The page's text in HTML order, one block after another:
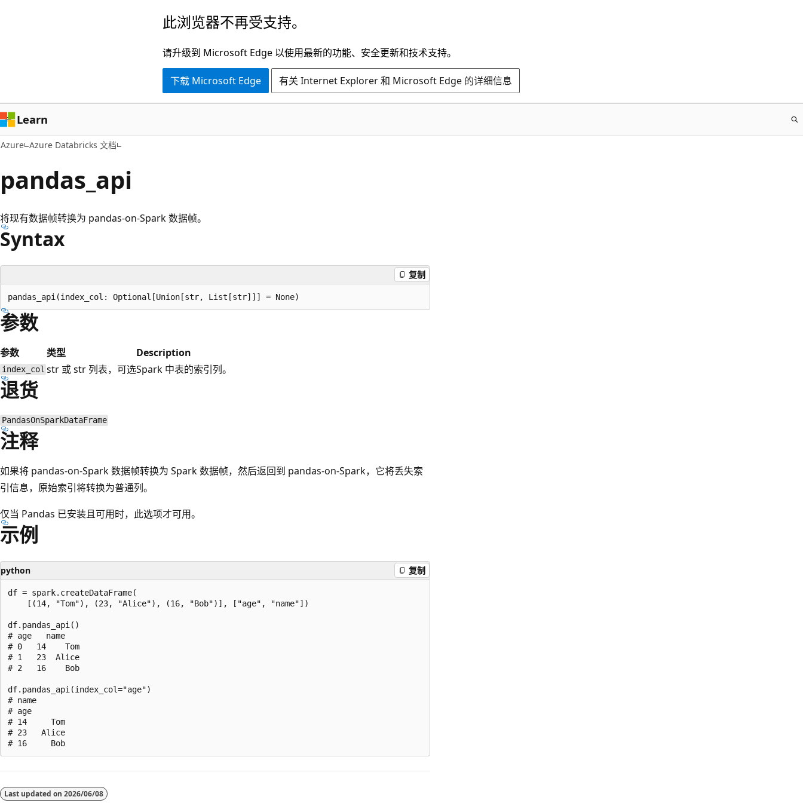
容
此浏览器不再受支持。
请升级到 Microsoft Edge 以使用最新的功能、安全更新和技术支持。
下载 Microsoft Edge 有关 Internet Explorer 和 Microsoft Edge 的详细信息
Learn
Azure Azure Databricks 文档
pandas_api
将现有数据帧转换为 pandas-on-Spark 数据帧。
Syntax
复制
参数
参数 类型 Description
index_col str 或 str 列表，可选Spark 中表的索引列。
退货
PandasOnSparkDataFrame
注释
如果将 pandas-on-Spark 数据帧转换为 Spark 数据帧，然后返回到 pandas-on-Spark，它将丢失索
引信息，原始索引将转换为普通列。
仅当 Pandas 已安装且可用时，此选项才可用。
示例
python 复制
df = spark.createDataFrame(
    [(14, "Tom"), (23, "Alice"), (16, "Bob")], ["age", "name"])
df.pandas_api()
# age   name
# 0   14    Tom
# 1   23  Alice
# 2   16    Bob
df.pandas_api(index_col="age")
# name
# age
# 14     Tom
# 23   Alice
模Last updated on 2026/06/08